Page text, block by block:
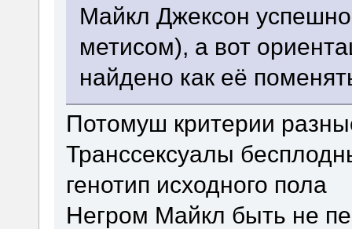
Майкл Джексон
метисом), а вот
найдено как её
Потомуш критерии
Транссексуалы
генотип исходного пола
Негром Майкл быть не